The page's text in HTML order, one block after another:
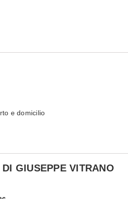
e domicilio
GIUSEPPE VITRANO